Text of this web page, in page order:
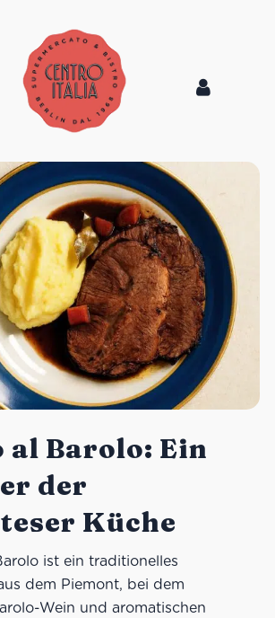
al Barolo: Ein
der
Küche
ist ein traditionelles
dem Piemont, bei dem
Wein und aromatischen